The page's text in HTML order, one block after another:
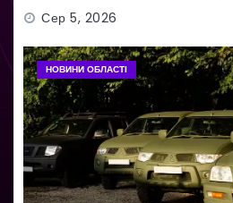
Сер 5, 2026
НОВИНИ ОБЛАСТІ